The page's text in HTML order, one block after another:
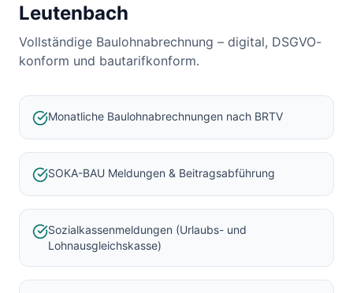
Leutenbach
Vollständige Baulohnabrechnung – digital, DSGVO-
konform und bautarifkonform.
Monatliche Baulohnabrechnungen nach BRTV
SOKA-BAU Meldungen & Beitragsabführung
Sozialkassenmeldungen (Urlaubs- und
Lohnausgleichskasse)